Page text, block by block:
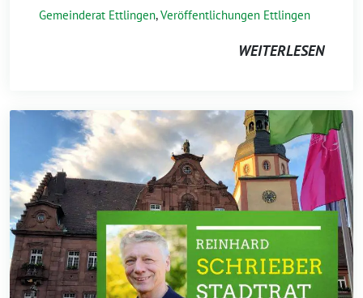
Gemeinderat Ettlingen,Veröffentlichungen Ettlingen
WEITERLESEN